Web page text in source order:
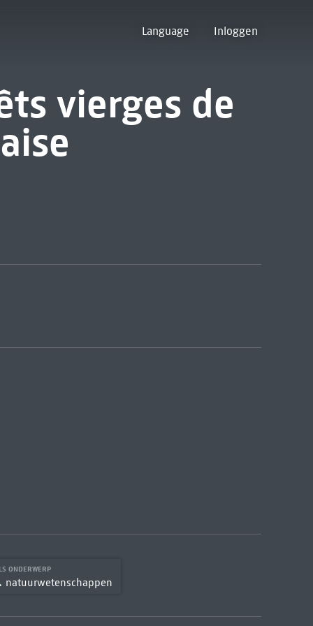
Language Inloggen
vierges de
ONDERWERP
natuurwetenschappen